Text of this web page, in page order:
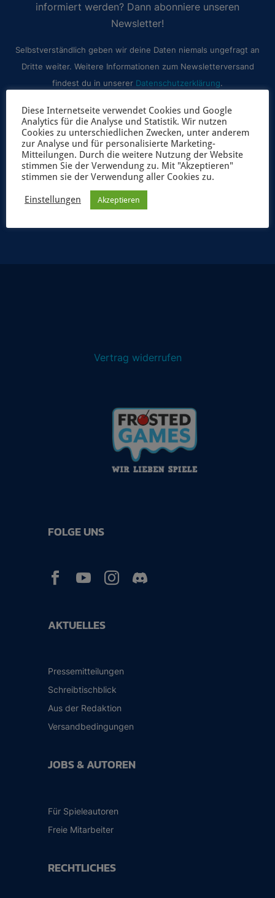
informiert werden? Dann abonniere unseren
Newsletter!
Selbstverständlich geben wir deine Daten niemals ungefragt an
Dritte weiter. Weitere Informationen zum Newsletterversand
findest du in unserer Datenschutzerklärung.
JETZT ANMELDEN
Vertrag widerrufen
AKTUELLES
Pressemitteilungen
Schreibtischblick
Aus der Redaktion
Versandbedingungen
JOBS & AUTOREN
Für Spieleautoren
Freie Mitarbeiter
RECHTLICHES
FOLGE UNS
  
Diese Internetseite verwendet Cookies und Google
Analytics für die Analyse und Statistik. Wir nutzen
Cookies zu unterschiedlichen Zwecken, unter anderem
zur Analyse und für personalisierte Marketing-
Mitteilungen. Durch die weitere Nutzung der Website
stimmen Sie der Verwendung zu. Mit "Akzeptieren"
stimmen sie der Verwendung aller Cookies zu.
Einstellungen Akzeptieren